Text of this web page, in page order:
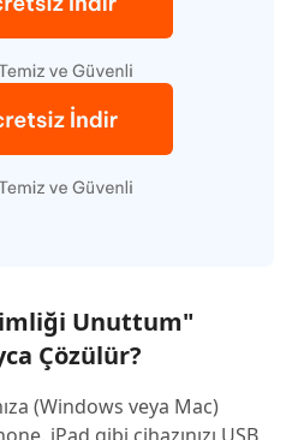
Unuttum"
Çözülür?
(Windows veya Mac)